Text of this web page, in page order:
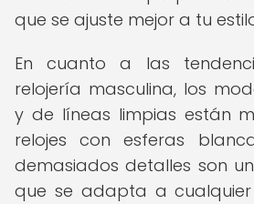
que se ajuste mejor a tu
En cuanto a las
relojería masculina, los
y de líneas limpias están
relojes con esferas
demasiados detalles son
que se adapta a cualquier